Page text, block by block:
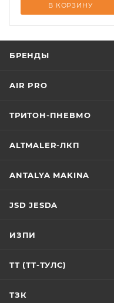
В КОРЗИНУ
БРЕНДЫ
AIR PRO
ТРИТОН-ПНЕВМО
ALTMALER-ЛКП
ANTALYA MAKINA
JSD JESDA
ИЗПИ
ТТ (ТТ-ТУЛС)
ТЗК